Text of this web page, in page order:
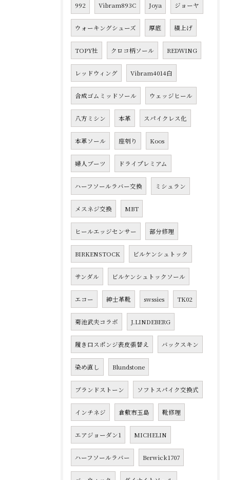
992 Vibram893C Joya ジョーヤ
ウォーキングシューズ 厚底 積上げ
TOPY社 クロコ柄ソール REDWING
レッドウィング Vibram4014白
合成ゴムミッドソール ウェッジヒール
八方ミシン 本革 スパイクレス化
本革ソール 座刳り Koos
婦人ブーツ ドライプレミアム
ハーフソールラバー交換 ミシュラン
メスネジ交換 MBT
ヒールエッジセンサー 部分修理
BIRKENSTOCK ビルケンシュトック
サンダル ビルケンシュトックソール
エコー 紳士革靴 swssies TK02
菊池武夫コラボ J.LINDEBERG
履き口スポンジ表皮張替え バックスキン
染め直し Blundstone
ブランドストーン ソフトスパイク交換式
インチネジ 倉敷市玉島 靴修理
エアジョーダン1 MICHELIN
ハーフソールラバー Berwick1707